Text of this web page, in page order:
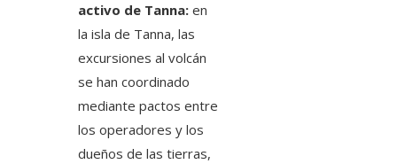
activo de Tanna: en
la isla de Tanna, las
excursiones al volcán
se han coordinado
mediante pactos entre
los operadores y los
dueños de las tierras,